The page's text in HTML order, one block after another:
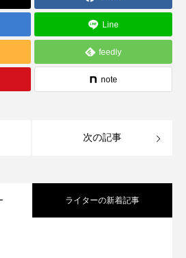
Line
feedly
note
次の記事
ライターの新着記事